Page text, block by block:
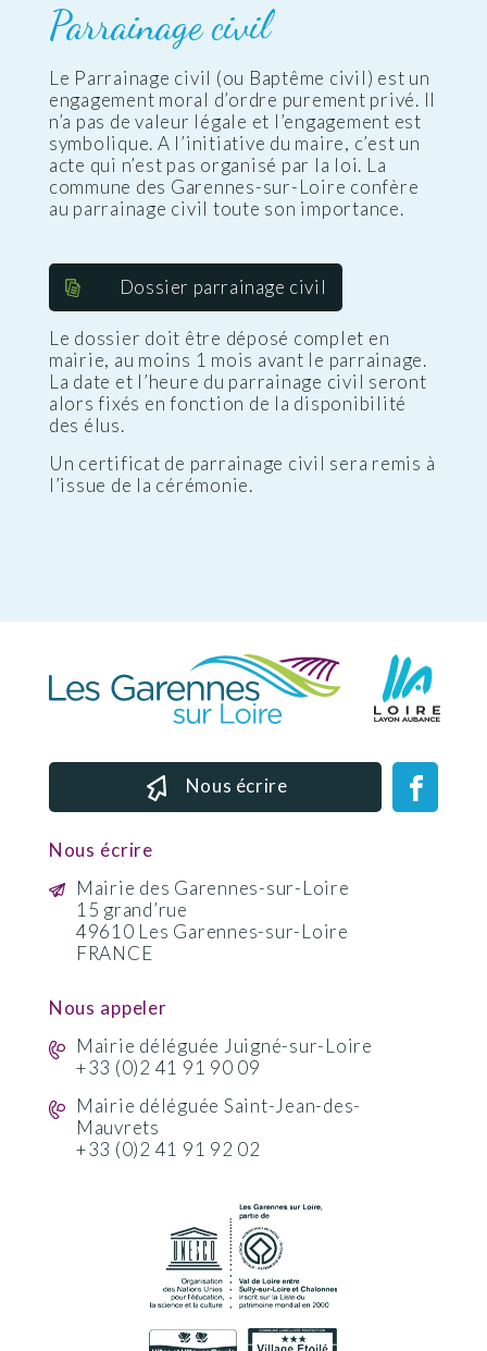
Parrainage civil
Le Parrainage civil (ou Baptême civil) est un
engagement moral d’ordre purement privé. Il
n’a pas de valeur légale et l’engagement est
symbolique. A l’initiative du maire, c’est un
acte qui n’est pas organisé par la loi. La
commune des Garennes-sur-Loire confère
au parrainage civil toute son importance.
Dossier parrainage civil
Le dossier doit être déposé complet en
mairie, au moins 1 mois avant le parrainage.
La date et l’heure du parrainage civil seront
alors fixés en fonction de la disponibilité
des élus.
Un certificat de parrainage civil sera remis à
l’issue de la cérémonie.
Nous écrire
Nous écrire
Mairie des Garennes-sur-Loire
15 grand’rue
49610 Les Garennes-sur-Loire
FRANCE
Nous appeler
Mairie déléguée Juigné-sur-Loire
+33 (0)2 41 91 90 09
Mairie déléguée Saint-Jean-des-
Mauvrets
+33 (0)2 41 91 92 02